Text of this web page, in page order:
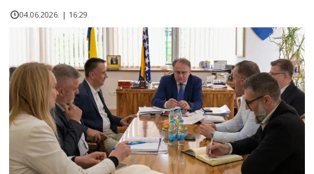
04.06.2026. | 16:29